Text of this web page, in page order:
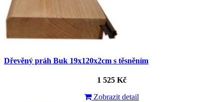
Dřevěný práh Buk 19x120x2cm s těsněním
1 525 Kč
Zobrazit detail